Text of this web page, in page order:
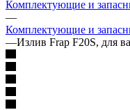
Комплектующие и
—
Комплектующие и
—Излив Frap F20S, для